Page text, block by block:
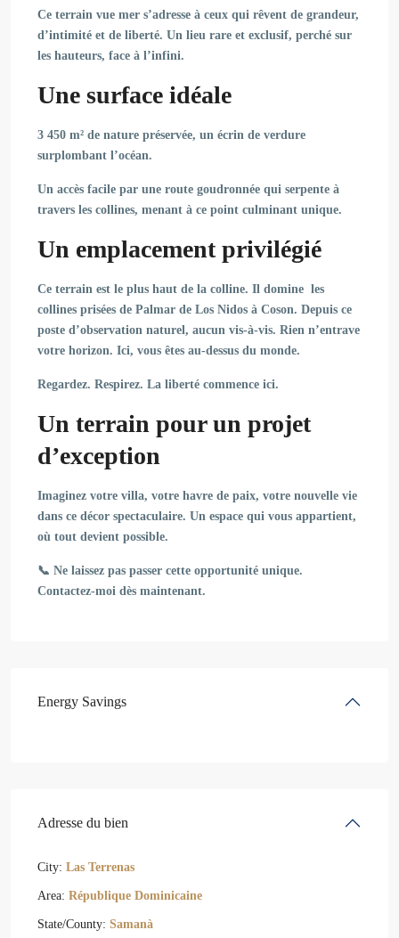
Ce terrain vue mer s’adresse à ceux qui rêvent de grandeur,
d’intimité et de liberté. Un lieu rare et exclusif, perché sur
les hauteurs, face à l’infini.
Une surface idéale
3 450 m² de nature préservée, un écrin de verdure
surplombant l’océan.
Un accès facile par une route goudronnée qui serpente à
travers les collines, menant à ce point culminant unique.
Un emplacement privilégié
Ce terrain est le plus haut de la colline. Il domine les
collines prisées de Palmar de Los Nidos à Coson. Depuis ce
poste d’observation naturel, aucun vis-à-vis. Rien n’entrave
votre horizon. Ici, vous êtes au-dessus du monde.
Regardez. Respirez. La liberté commence ici.
Un terrain pour un projet
d’exception
Imaginez votre villa, votre havre de paix, votre nouvelle vie
dans ce décor spectaculaire. Un espace qui vous appartient,
où tout devient possible.
📞 Ne laissez pas passer cette opportunité unique.
Contactez-moi dès maintenant.
Energy Savings
Adresse du bien
City: Las Terrenas
Area: République Dominicaine
State/County: Samanà